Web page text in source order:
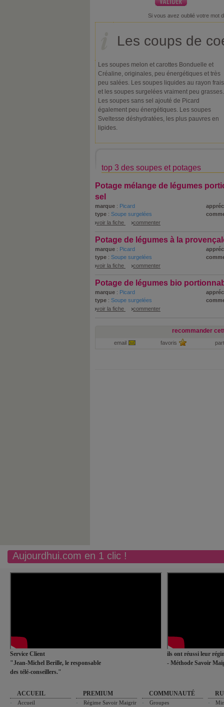
Si vous avez oublié votre mot
Les coups de
Les soupes melon et carottes Bonduelle et
Créaline, originales, peu énergétiques et très
peu salées. Les soupes liquides au rayon frais
et les soupes surgelées vraiment peu grasses.
Les soupes sans sel ajouté de Picard
également peu énergétiques. Les soupes
Sveltesse déshydratées, les plus pauvres en
lipides.
top 3 des soupes et potages
Potage mélange de légumes
sel
marque : Picard
type : Soupe surgelées
voir la fiche
commenter
Potage de légumes à la
marque : Picard
type : Soupe surgelées
voir la fiche
commenter
Potage de légumes bio
marque : Picard
type : Soupe surgelées
voir la fiche
commenter
recommander
email favoris
Aujourdhui.com en 1 clic !
Service Client
"Jean-Michel Berille, le responsable
des télé-conseillers."
ils ont réussi leur
- Méthode Savoir
ACCUEIL
Accueil
PREMIUM
Régime Savoir Maigrir
COMMUNAUTÉ
Groupes